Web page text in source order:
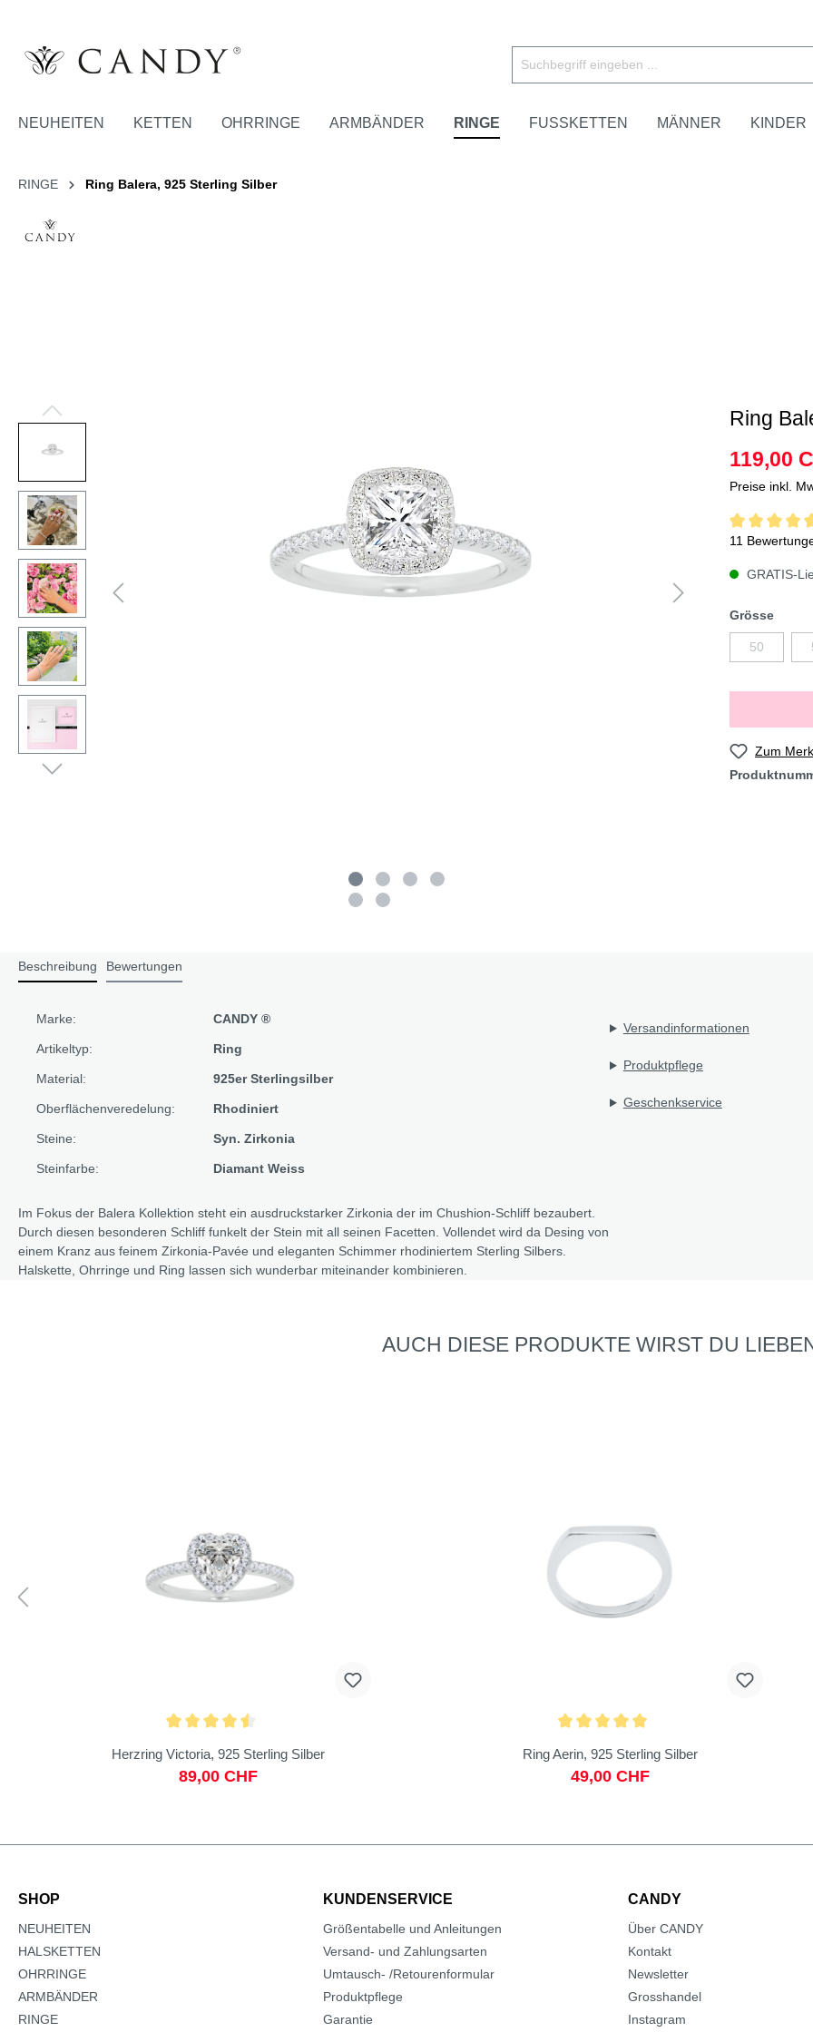
NEUHEITEN KETTEN OHRRINGE ARMBÄNDER RINGE FUSSKETTEN MÄNNER KINDER
RINGE Ring Balera, 925 Sterling Silber
Ring
119,00
Preise inkl.
11
GRATIS-
Grösse
50
Zum
Beschreibung Bewertungen
Marke: CANDY ®
Artikeltyp: Ring
Material: 925er Sterlingsilber
Oberflächenveredelung: Rhodiniert
Steine: Syn. Zirkonia
Steinfarbe: Diamant Weiss
Im Fokus der Balera Kollektion steht ein ausdruckstarker Zirkonia der im Chushion-Schliff bezaubert.
Durch diesen besonderen Schliff funkelt der Stein mit all seinen Facetten. Vollendet wird da Desing von
einem Kranz aus feinem Zirkonia-Pavée und eleganten Schimmer rhodiniertem Sterling Silbers.
Halskette, Ohrringe und Ring lassen sich wunderbar miteinander kombinieren.
Versandinformationen
Produktpflege
Geschenkservice
AUCH DIESE PRODUKTE WIRST DU
Herzring Victoria, 925 Sterling Silber
89,00 CHF
Ring Aerin, 925 Sterling Silber
49,00 CHF
SHOP
NEUHEITEN
HALSKETTEN
OHRRINGE
ARMBÄNDER
RINGE
KUNDENSERVICE
Größentabelle und Anleitungen
Versand- und Zahlungsarten
Umtausch- /Retourenformular
Produktpflege
Garantie
CANDY
Über CANDY
Kontakt
Newsletter
Grosshandel
Instagram